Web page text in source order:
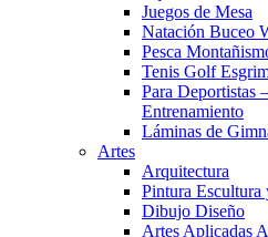
Juegos de Mesa
Natación Buceo
Pesca
Tenis Golf
Para Deportistas
Entrenamiento
Láminas de
Artes
Arquitectura
Pintura Escultura
Dibujo Diseño
Artes Aplicadas